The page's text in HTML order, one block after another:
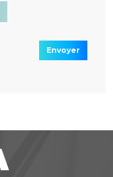
Envoyer